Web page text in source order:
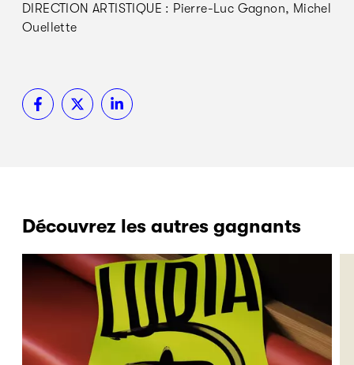
DIRECTION ARTISTIQUE : Pierre-Luc Gagnon, Michel
Ouellette
Découvrez les autres gagnants